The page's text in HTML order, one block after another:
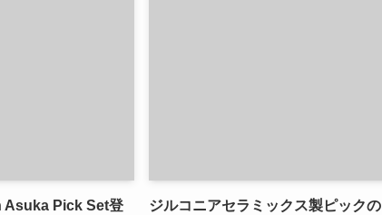
Asuka Pick Set登
ジルコニアセラミックス製ピックの